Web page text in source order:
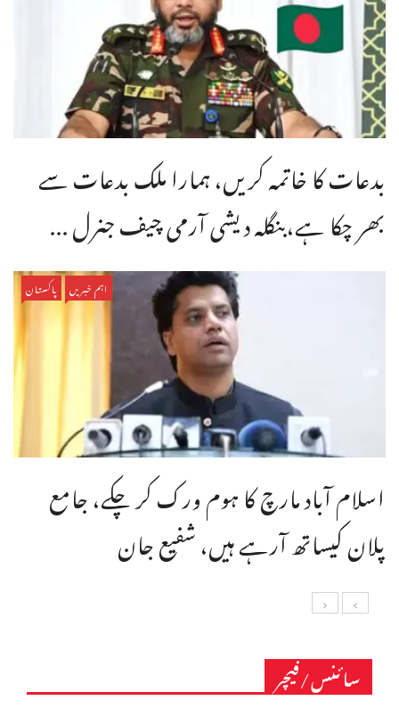
بدعات کا خاتمہ کریں، ہمارا ملک بدعات سے
بھر چکا ہے،بنگله دیشی آرمی چیف جنرل ...
اہم خبریں پاکستان
اسلام آباد مارچ کا ہوم ورک کر چکے، جامع
پلان کیساتھ آرہے ہیں، شفیع جان
سائنس/فیچر